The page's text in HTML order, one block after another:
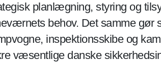
planlægning, styring og
behov. Det samme gør
inspektionsskibe og
væsentlige danske